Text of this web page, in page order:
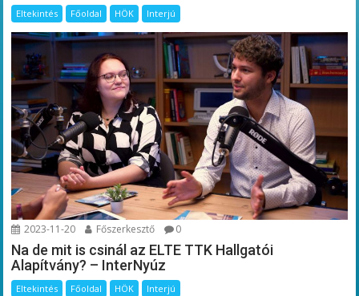
Eltekintés Főoldal HÖK Interjú
2023-11-20 Főszerkesztő 0
Na de mit is csinál az ELTE TTK Hallgatói
Alapítvány? – InterNyúz
Eltekintés Főoldal HÖK Interjú